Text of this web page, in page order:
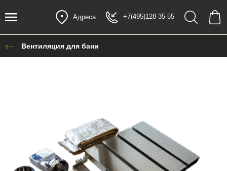
Адреса +7(495)128-35-55
Вентиляция для бани